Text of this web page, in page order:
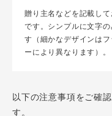
贈り主名などを記載し
です。シンプルに文字の
す（細かなデザインは
ーにより異なります）。
以下の注意事項をご確
す。